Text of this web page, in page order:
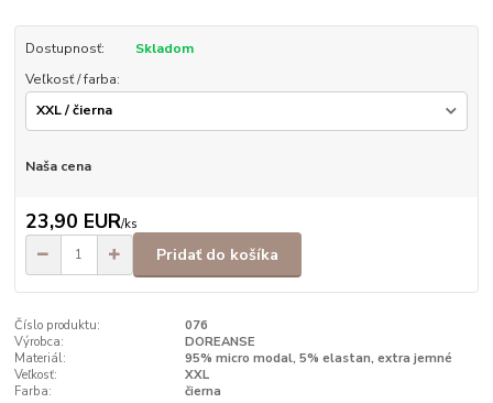
Dostupnosť:
Skladom
Veľkosť / farba:
Naša cena
23,90 EUR/ks
Pridať do košíka
Číslo produktu:
076
Výrobca:
DOREANSE
Materiál:
95% micro modal, 5% elastan, extra jemné
Veľkosť:
XXL
Farba:
čierna